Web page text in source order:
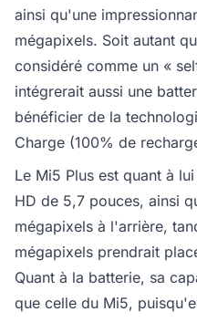
ainsi qu'une
mégapixels. Soit autant
considéré comme un «
intégrerait aussi une
bénéficier de la
Charge (100% de
Le Mi5 Plus est quant à
HD de 5,7 pouces, ainsi
mégapixels à l'arrière,
mégapixels prendrait
Quant à la batterie, sa
que celle du Mi5,